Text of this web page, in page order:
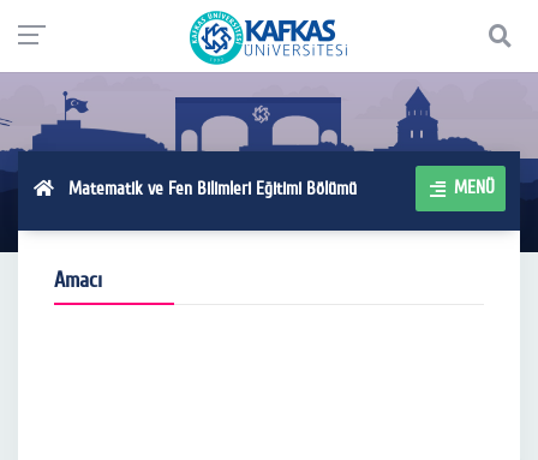
Matematik ve Fen Bilimleri Eğitimi Bölümü MENÜ
Amacı